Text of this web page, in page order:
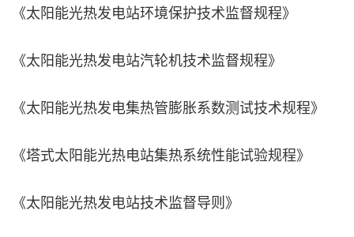
《太阳能光热发电站环境保护技术监督规程》
《太阳能光热发电站汽轮机技术监督规程》
《太阳能光热发电集热管膨胀系数测试技术规程》
《塔式太阳能光热电站集热系统性能试验规程》
《太阳能光热发电站技术监督导则》